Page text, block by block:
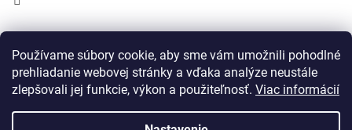
Používame súbory cookie, aby sme vám umožnili pohodlné
prehliadanie webovej stránky a vďaka analýze neustále
zlepšovali jej funkcie, výkon a použiteľnosť. Viac informácií
Facebook